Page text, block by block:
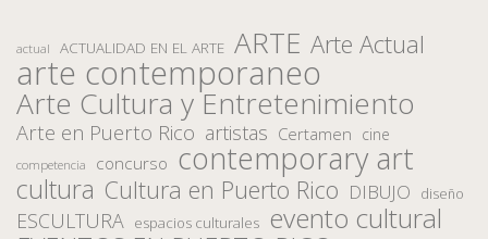
actual ACTUALIDAD EN EL ARTE ARTE Arte Actual
arte contemporaneo
Arte Cultura y Entretenimiento
Arte en Puerto Rico artistas Certamen cine
competencia concurso contemporary art
cultura Cultura en Puerto Rico DIBUJO diseño
ESCULTURA espacios culturales evento cultural